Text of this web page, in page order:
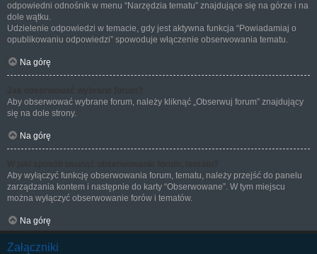
odpowiedni odnośnik w menu “Narzędzia tematu” znajdujące się na górze i na
dole wątku.
Udzielenie odpowiedzi w temacie, gdy jest aktywna funkcja “Powiadamiaj o
opublikowaniu odpowiedzi” spowoduje włączenie obserwowania tematu.
Na górę
Aby obserwować wybrane forum, należy kliknąć „Obserwuj forum” znajdujący
się na dole strony.
Na górę
Aby wyłączyć funkcję obserwowania forum, tematu, należy przejść do panelu
zarządzania kontem i następnie do karty “Obserwowane”. W tym miejscu
można wyłączyć obserwowanie forów i tematów.
Na górę
Załączniki